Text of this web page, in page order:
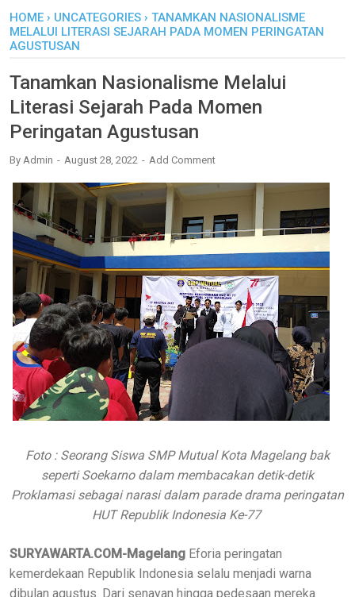
HOME › UNCATEGORIES › TANAMKAN NASIONALISME
MELALUI LITERASI SEJARAH PADA MOMEN PERINGATAN
AGUSTUSAN
Tanamkan Nasionalisme Melalui
Literasi Sejarah Pada Momen
Peringatan Agustusan
By Admin August 28, 2022 Add Comment
Foto : Seorang Siswa SMP Mutual Kota Magelang bak
seperti Soekarno dalam membacakan detik-detik
Proklamasi sebagai narasi dalam parade drama peringatan
HUT Republik Indonesia Ke-77
SURYAWARTA.COM-Magelang Eforia peringatan
kemerdekaan Republik Indonesia selalu menjadi warna
dibulan agustus. Dari senayan hingga pedesaan mereka